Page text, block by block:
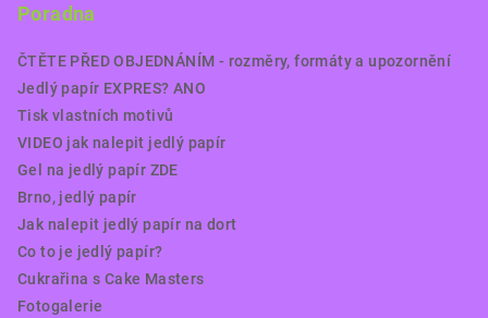
Poradna
ČTĚTE PŘED OBJEDNÁNÍM - rozměry, formáty a upozornění
Jedlý papír EXPRES? ANO
Tisk vlastních motivů
VIDEO jak nalepit jedlý papír
Gel na jedlý papír ZDE
Brno, jedlý papír
Jak nalepit jedlý papír na dort
Co to je jedlý papír?
Cukrařina s Cake Masters
Fotogalerie